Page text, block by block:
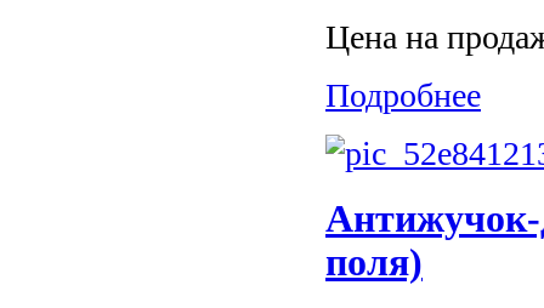
Цена на
Подробнее
Антижучок-
поля)